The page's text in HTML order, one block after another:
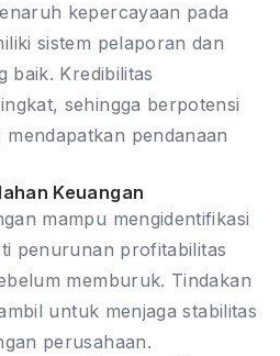
kepercayaan pada
sistem pelaporan dan
baik. Kredibilitas
sehingga berpotensi
pendanaan
Keuangan
mampu mengidentifikasi
penurunan profitabilitas
memburuk. Tindakan
untuk menjaga stabilitas
perusahaan.